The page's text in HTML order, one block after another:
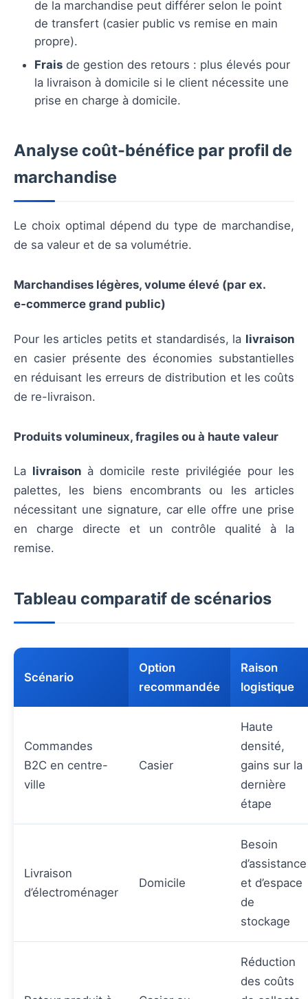
de la marchandise peut différer selon le point
de transfert (casier public vs remise en main
propre).
Frais de gestion des retours : plus élevés pour
la livraison à domicile si le client nécessite une
prise en charge à domicile.
Analyse coût-bénéfice par profil de
marchandise
Le choix optimal dépend du type de marchandise,
de sa valeur et de sa volumétrie.
Marchandises légères, volume élevé (par ex.
e‑commerce grand public)
Pour les articles petits et standardisés, la livraison
en casier présente des économies substantielles
en réduisant les erreurs de distribution et les coûts
de re-livraison.
Produits volumineux, fragiles ou à haute valeur
La livraison à domicile reste privilégiée pour les
palettes, les biens encombrants ou les articles
nécessitant une signature, car elle offre une prise
en charge directe et un contrôle qualité à la
remise.
Tableau comparatif de scénarios
Scénario
Option
recommandée
Raison
logistique
Commandes
B2C en centre-
ville
Casier
Haute
densité,
gains sur la
dernière
étape
Livraison
d’électroménager
Domicile
Besoin
d’assistance
et d’espace
de
stockage
Réduction
des coûts